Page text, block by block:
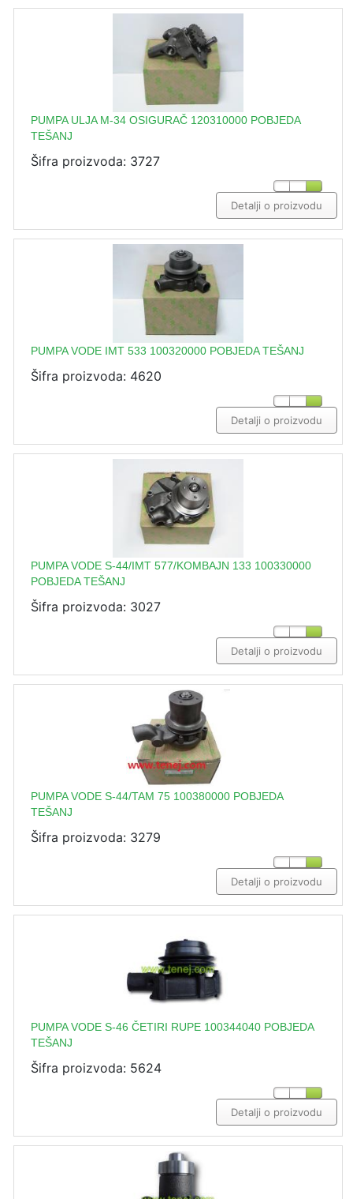
PUMPA ULJA M-34 OSIGURAČ 120310000 POBJEDA
TEŠANJ
Šifra proizvoda: 3727
Detalji o proizvodu
PUMPA VODE IMT 533 100320000 POBJEDA TEŠANJ
Šifra proizvoda: 4620
Detalji o proizvodu
PUMPA VODE S-44/IMT 577/KOMBAJN 133 100330000
POBJEDA TEŠANJ
Šifra proizvoda: 3027
Detalji o proizvodu
PUMPA VODE S-44/TAM 75 100380000 POBJEDA
TEŠANJ
Šifra proizvoda: 3279
Detalji o proizvodu
PUMPA VODE S-46 ČETIRI RUPE 100344040 POBJEDA
TEŠANJ
Šifra proizvoda: 5624
Detalji o proizvodu